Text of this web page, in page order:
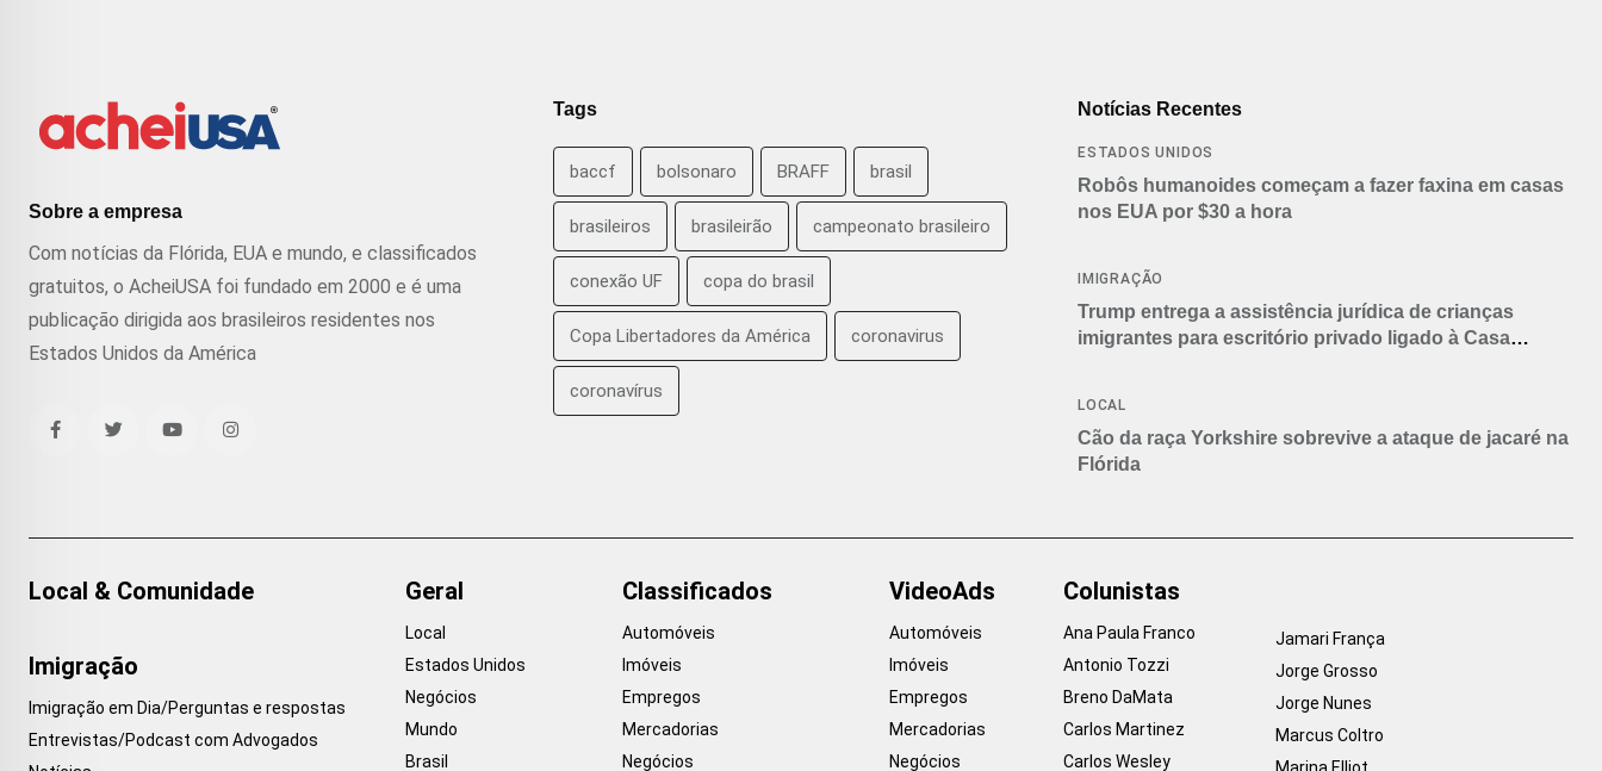
Sobre a empresa
Com notícias da Flórida, EUA e mundo, e classificados
gratuitos, o AcheiUSA foi fundado em 2000 e é uma
publicação dirigida aos brasileiros residentes nos
Estados Unidos da América
Tags
baccf bolsonaro BRAFF brasil
brasileiros brasileirão campeonato brasileiro
conexão UF copa do brasil
Copa Libertadores da América coronavirus
coronavírus
Notícias Recentes
ESTADOS UNIDOS
Robôs humanoides começam a fazer faxina em casas
nos EUA por $30 a hora
IMIGRAÇÃO
Trump entrega a assistência jurídica de crianças
imigrantes para escritório privado ligado à Casa
LOCAL
Cão da raça Yorkshire sobrevive a ataque de jacaré na
Flórida
Local & Comunidade
Imigração
Imigração em Dia/Perguntas e respostas
Entrevistas/Podcast com Advogados
Geral
Local
Estados Unidos
Negócios
Mundo
Brasil
Classificados
Automóveis
Imóveis
Empregos
Mercadorias
Negócios
VideoAds
Automóveis
Imóveis
Empregos
Mercadorias
Negócios
Colunistas
Ana Paula Franco
Antonio Tozzi
Breno DaMata
Carlos Martinez
Carlos Wesley
Jamari França
Jorge Grosso
Jorge Nunes
Marcus Coltro